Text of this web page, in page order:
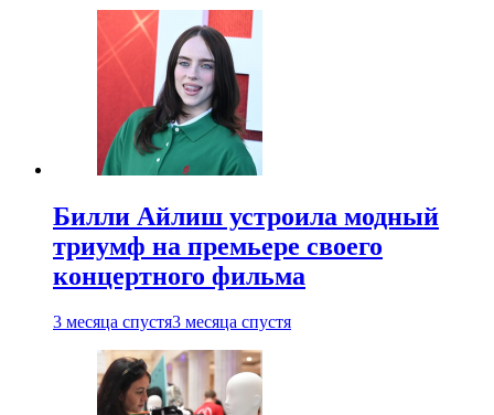
Билли Айлиш устроила модный
триумф на премьере своего
концертного фильма
3 месяца спустя3 месяца спустя